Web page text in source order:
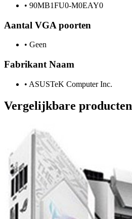
• 90MB1FU0-M0EAY0
Aantal VGA poorten
• Geen
Fabrikant Naam
• ASUSTeK Computer Inc.
Vergelijkbare producten